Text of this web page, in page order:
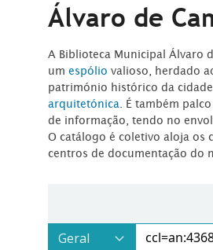
Álvaro de
A Biblioteca Municipal Álvaro
um espólio valioso, herdado
património histórico da
arquitetónica . É também
de informação, tendo no
O catálogo é coletivo aloja os
centros de documentação do